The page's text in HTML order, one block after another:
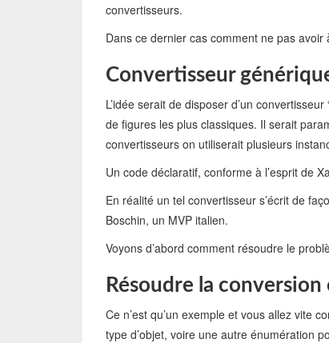
convertisseurs.
Dans ce dernier cas comment ne pas
Convertisseur
L’idée serait de disposer d’un
de figures les plus classiques. Il serait
convertisseurs on utiliserait plusieurs
Un code déclaratif, conforme à l’esprit de
En réalité un tel convertisseur s’écrit de
Boschin, un MVP italien.
Voyons d’abord comment résoudre le
Résoudre la
Ce n’est qu’un exemple et vous allez vite
type d’objet, voire une autre énumération